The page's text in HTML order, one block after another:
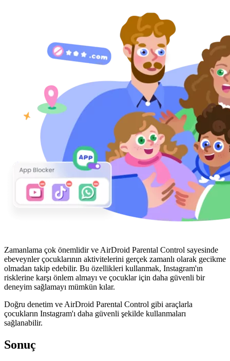
Zamanlama çok önemlidir ve AirDroid Parental Control sayesinde
ebeveynler çocuklarının aktivitelerini gerçek zamanlı olarak gecikme
olmadan takip edebilir. Bu özellikleri kullanmak, Instagram'ın
risklerine karşı önlem almayı ve çocuklar için daha güvenli bir
deneyim sağlamayı mümkün kılar.
Doğru denetim ve AirDroid Parental Control gibi araçlarla
çocukların Instagram'ı daha güvenli şekilde kullanmaları
sağlanabilir.
Sonuç